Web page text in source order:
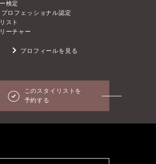
検定
プロフェッショナル認定
スト
ーチャー
プロフィールを見る
このスタイリストを
予約する